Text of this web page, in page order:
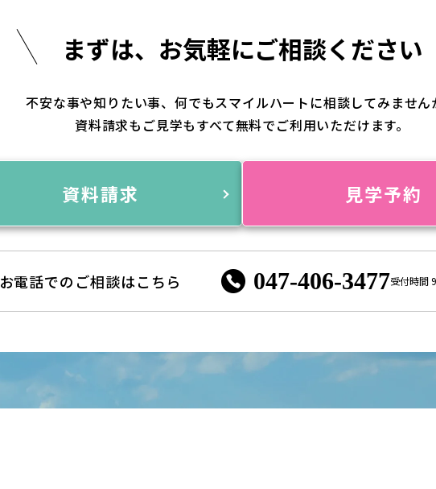
まずは、 お気軽にご相談ください
不安な事や知りたい事、何でもスマイルハートに相談してみません
資料請求もご見学もすべて無料でご利用いただけます。
資料請求 見学予約
お電話でのご相談はこちら 047-406-3477受付時間